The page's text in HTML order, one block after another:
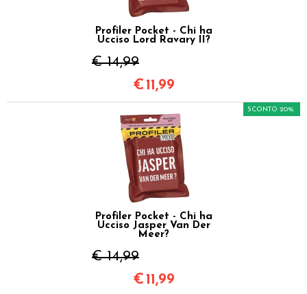
Profiler Pocket - Chi ha
Ucciso Lord Ravary II?
€ 14,99
€ 11,99
Profiler Pocket - Chi ha
Ucciso Jasper Van Der
Meer?
€ 14,99
SCONTO 20%
€ 11,99